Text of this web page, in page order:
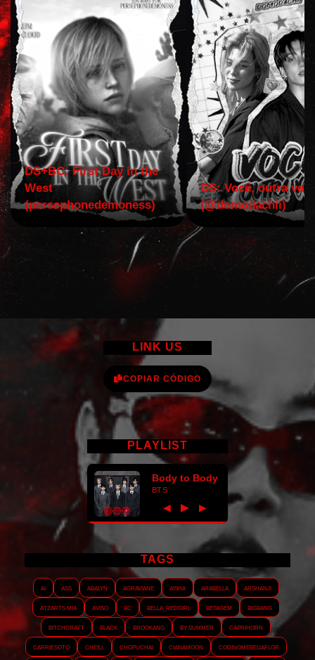
DS+BC: First Day in the
West
(persephonedemoness)
DS: Você, outra vez!
(@domodachii)
LINK US
COPIAR CÓDIGO
PLAYLIST
Body to Body
BTS
◀ ► ▶
TAGS
AI ASS Abalyn Agraviane Aisha Arabella
Arshanji
Atzarts Mia
Aviso BC Bella_RedGirl Betagem
Bigbang
Bitchcraft
Black Brookang By.summer
Caprihorn
Carriesoto
Cheill Chopuchai Cianamoon Codinomebeijaflor